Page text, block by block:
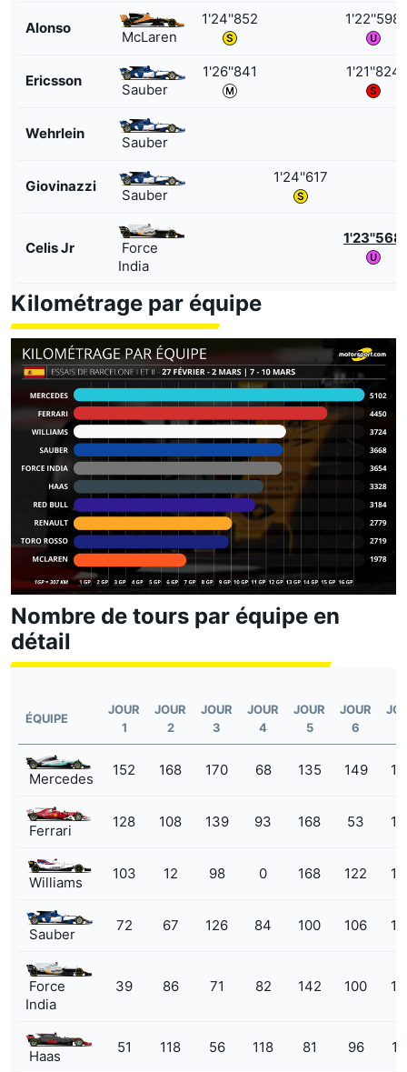
Alonso
McLaren
1'24''852 1'22''598
Ericsson
Sauber
1'26''841 1'21''824
Wehrlein
Sauber
Giovinazzi
Sauber
1'24''617
Celis Jr
Force
India
1'23''568
Kilométrage par équipe
Nombre de tours par équipe en
détail
ÉQUIPE
JOUR
1
JOUR
2
JOUR
3
JOUR
4
JOUR
5
JOUR
6
Mercedes
152 168 170 68 135 149
Ferrari
128 108 139 93 168 53
Williams
103 12 98 0 168 122
Sauber
72 67 126 84 100 106
Force
India
39 86 71 82 142 100
Haas
51 118 56 118 81 96